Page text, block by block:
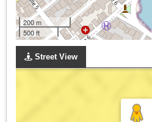
200 m
500 ft
Street View